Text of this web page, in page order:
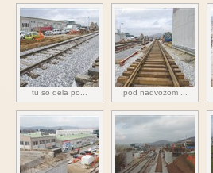
tu so dela po... pod nadvozom ...